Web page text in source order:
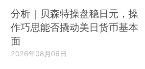
分析｜贝森特操盘稳日元，操
作巧思能否撬动美日货币基本
面
2026年08月06日